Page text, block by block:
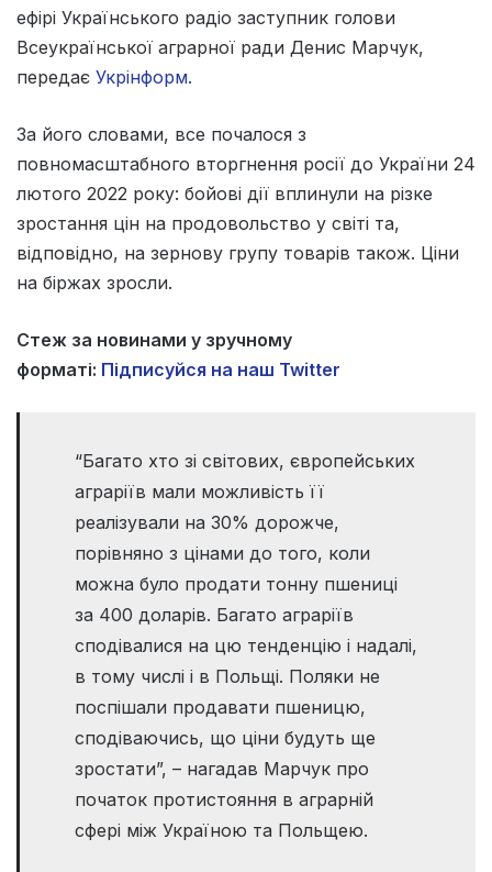
ефірі Українського радіо заступник голови
Всеукраїнської аграрної ради Денис Марчук,
передає Укрінформ.
За його словами, все почалося з
повномасштабного вторгнення росії до України 24
лютого 2022 року: бойові дії вплинули на різке
зростання цін на продовольство у світі та,
відповідно, на зернову групу товарів також. Ціни
на біржах зросли.
Стеж за новинами у зручному
форматі: Підписуйся на наш Twitter
“Багато хто зі світових, європейських
аграріїв мали можливість її
реалізували на 30% дорожче,
порівняно з цінами до того, коли
можна було продати тонну пшениці
за 400 доларів. Багато аграріїв
сподівалися на цю тенденцію і надалі,
в тому числі і в Польщі. Поляки не
поспішали продавати пшеницю,
сподіваючись, що ціни будуть ще
зростати”, – нагадав Марчук про
початок протистояння в аграрній
сфері між Україною та Польщею.